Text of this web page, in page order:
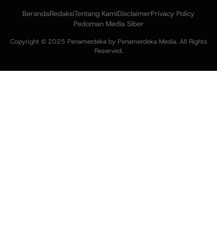
BerandaRedaksiTentang KamiDisclaimerPrivacy Policy
Pedoman Media Siber
Copyright © 2025 Penamerdeka by Penamerdeka Media. All Rights
Reserved.